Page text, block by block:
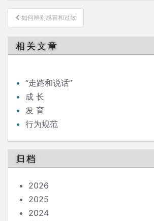
文
章
导
航
如何辨别感冒和过敏
相关文章
“走路和说话”
成 长
发 育
行为规范
归档
2026
2025
2024